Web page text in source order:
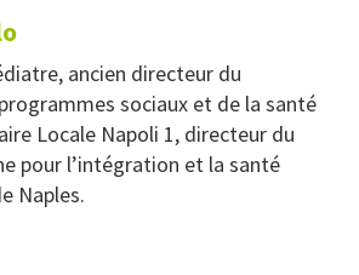
ancien directeur du
sociaux et de la santé
Locale Napoli 1, directeur du
pour l’intégration et la santé
Naples.